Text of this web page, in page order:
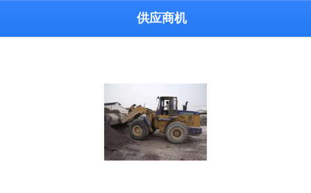
供应商机